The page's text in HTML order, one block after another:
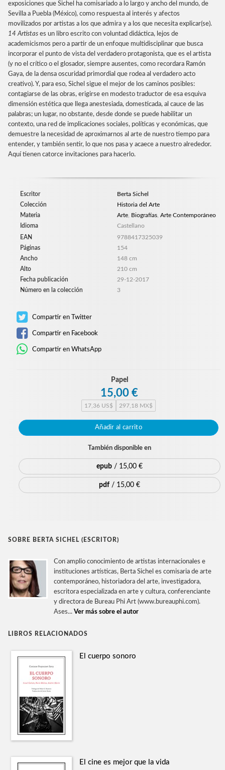
exposiciones que Sichel ha comisariado a lo largo y ancho del mundo, de
Sevilla a Puebla (México), como respuesta al interés y afectos
movilizados por artistas a los que admira y a los que necesita explicar(se).
14 Artistas es un libro escrito con voluntad didáctica, lejos de
academicismos pero a partir de un enfoque multidisciplinar que busca
incorporar el punto de vista del verdadero protagonista, que es el artista
(y no el crítico o el glosador, siempre ausentes, como recordara Ramón
Gaya, de la densa oscuridad primordial que rodea al verdadero acto
creativo). Y, para eso, Sichel sigue el mejor de los caminos posibles:
contagiarse de las obras, erigirse en modesto traductor de esa esquiva
dimensión estética que llega anestesiada, domesticada, al cauce de las
palabras; un lugar, no obstante, desde donde se puede habilitar un
contexto, una red de implicaciones sociales, políticas y económicas, que
demuestre la necesidad de aproximarnos al arte de nuestro tiempo para
entender, y también sentir, lo que nos pasa y acaece a nuestro alrededor.
Aquí tienen catorce invitaciones para hacerlo.
Escritor
Berta Sichel
Colección
Historia del Arte
Materia
Arte Biografías Arte Contemporáneo
Idioma
Castellano
EAN
9788417325039
Páginas
154
Ancho
148 cm
Alto
210 cm
Fecha publicación
29-12-2017
Número en la colección
3
Compartir en Twitter
Compartir en Facebook
Compartir en WhatsApp
Papel
15,00 €
17,36 US$ 297,18 MX$
Añadir al carrito
También disponible en
epub / 15,00 €
pdf / 15,00 €
SOBRE BERTA SICHEL (ESCRITOR)
Con amplio conocimiento de artistas internacionales e
instituciones artísticas, Berta Sichel es comisaria de arte
contemporáneo, historiadora del arte, investigadora,
escritora especializada en arte y cultura, conferenciante
y directora de Bureau Phi Art (www.bureauphi.com).
Ases... Ver más sobre el autor
LIBROS RELACIONADOS
El cuerpo sonoro
El cine es mejor que la vida